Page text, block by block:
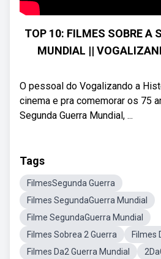
TOP 10: FILMES SOBRE A
MUNDIAL ||
O pessoal do Vogalizando a
cinema e pra comemorar os 75
Segunda Guerra Mundial, ...
Tags
FilmesSegunda Guerra
Filmes SegundaGuerra Mundial
Filme SegundaGuerra Mundial
Filmes Sobrea 2 Guerra
Filmes
Filmes Da2 Guerra Mundial